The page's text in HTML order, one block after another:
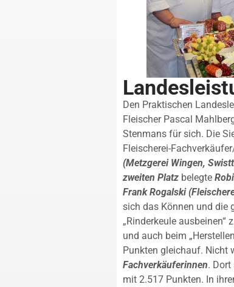
Den Praktischen
Fleischer Pascal
Stenmans für sich. Die
Fleischerei-
(Metzgerei Wingen,
zweiten Platz belegte
Frank Rogalski
sich das Können und die
„Rinderkeule ausbeinen“
und auch beim
Punkten gleichauf. Nicht
Fachverkäuferinnen. Dort
mit 2.517 Punkten. In